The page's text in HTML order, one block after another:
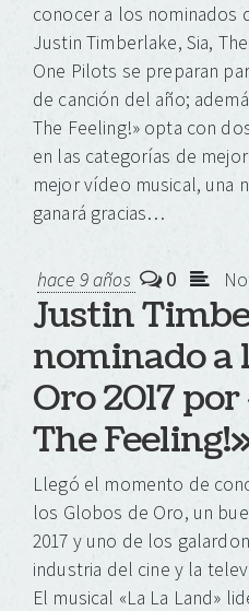
conocer a los nominados
Justin Timberlake, Sia,
One Pilots se preparan
de canción del año;
The Feeling!» opta con
en las categorías de
mejor vídeo musical, una
ganará gracias…
hace 9 años 0
Justin
nominado a
Oro 2017
The
Llegó el momento de
los Globos de Oro, un
2017 y uno de los
industria del cine y la
El musical «La La Land»